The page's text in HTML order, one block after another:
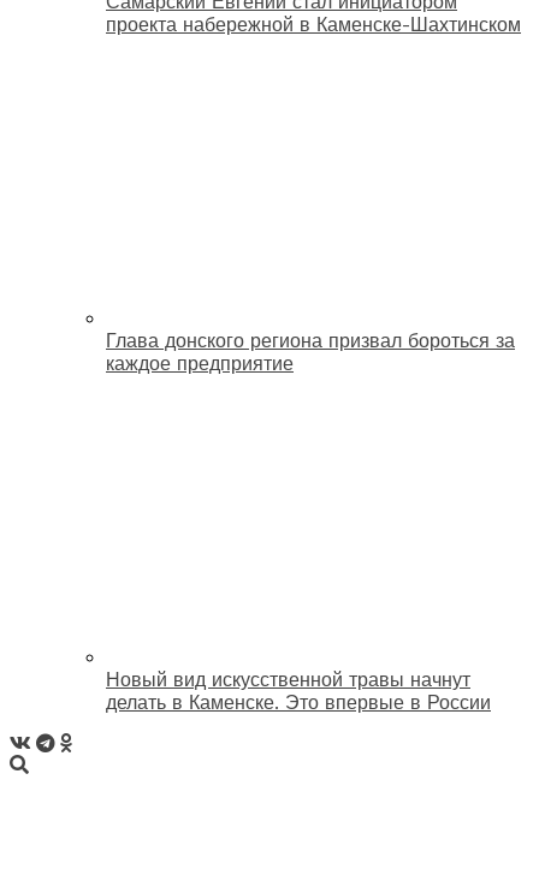
проекта набережной в Каменске-Шахтинском
Глава донского региона призвал бороться за
каждое предприятие
Новый вид искусственной травы начнут
делать в Каменске. Это впервые в России